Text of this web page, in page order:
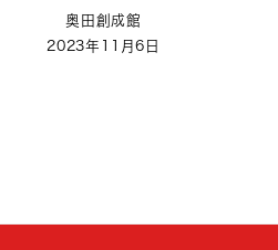
奥田創成館
2023年11月6日